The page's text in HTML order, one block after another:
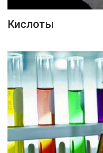
Кислоты